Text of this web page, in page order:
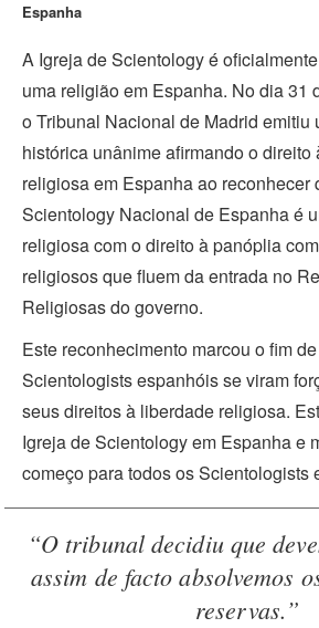
Espanha
A Igreja de Scientology é
uma religião em Espanha. No dia 31
o Tribunal Nacional de Madrid emitiu
histórica unânime afirmando o direito
religiosa em Espanha ao reconhecer
Scientology Nacional de Espanha é
religiosa com o direito à panóplia
religiosos que fluem da entrada no
Religiosas do governo.
Este reconhecimento marcou o fim
Scientologists espanhóis se viram
seus direitos à liberdade religiosa.
Igreja de Scientology em Espanha e
começo para todos os Scientologists
“O tribunal decidiu que
assim de facto absolvemos
reservas.”